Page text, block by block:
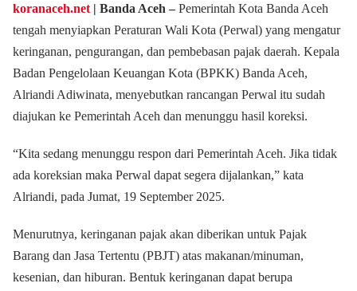
koranaceh.net | Banda Aceh – Pemerintah Kota Banda Aceh
tengah menyiapkan Peraturan Wali Kota (Perwal) yang mengatur
keringanan, pengurangan, dan pembebasan pajak daerah. Kepala
Badan Pengelolaan Keuangan Kota (BPKK) Banda Aceh,
Alriandi Adiwinata, menyebutkan rancangan Perwal itu sudah
diajukan ke Pemerintah Aceh dan menunggu hasil koreksi.
“Kita sedang menunggu respon dari Pemerintah Aceh. Jika tidak
ada koreksian maka Perwal dapat segera dijalankan,” kata
Alriandi, pada Jumat, 19 September 2025.
Menurutnya, keringanan pajak akan diberikan untuk Pajak
Barang dan Jasa Tertentu (PBJT) atas makanan/minuman,
kesenian, dan hiburan. Bentuk keringanan dapat berupa